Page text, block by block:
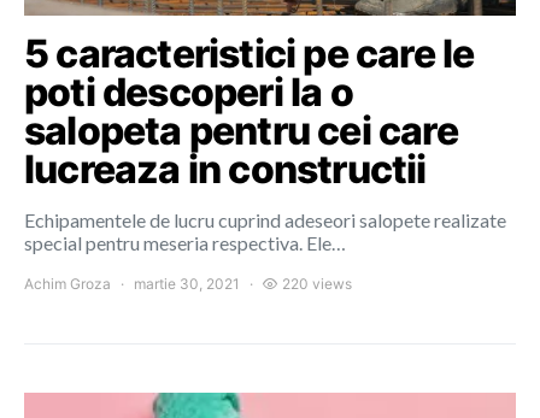
5 caracteristici pe care le
poti descoperi la o
salopeta pentru cei care
lucreaza in constructii
Echipamentele de lucru cuprind adeseori salopete realizate
special pentru meseria respectiva. Ele…
Achim Groza martie 30, 2021 220 views